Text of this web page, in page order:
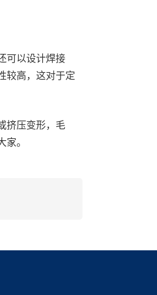
可以设计焊接
较高，这对于定
挤压变形，毛
。